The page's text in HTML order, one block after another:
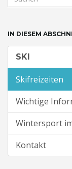
u
b
IN DIESEM
SKI
Skifreizeiten
Wichtige
Wintersport
Kontakt